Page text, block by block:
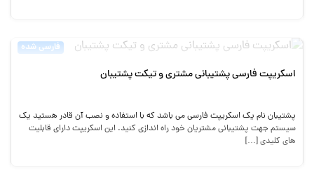
فارسی شده
اسکریپت فارسی پشتیبانی مشتری و تیکت پشتیبان
پشتیبان نام یک اسکریپت فارسی می باشد که با استفاده و نصب آن قادر هستید یک
سیستم جهت پشتیبانی مشتریان خود راه اندازی کنید. این اسکریپت دارای قابلیت
های کلیدی […]